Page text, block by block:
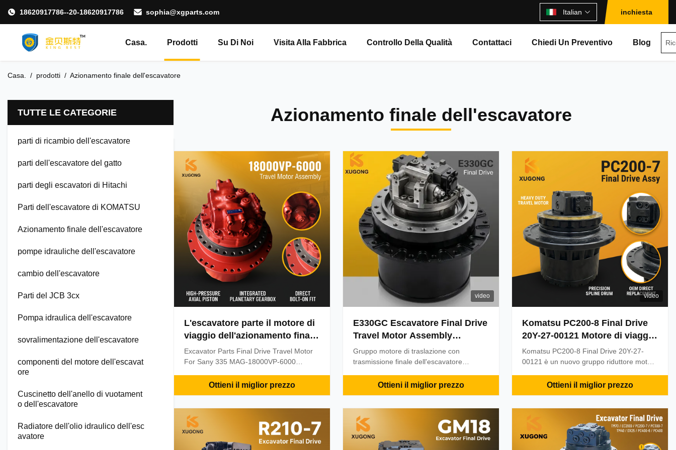
18620917786--20-18620917786 sophia@xgparts.com Italian inchiesta
Casa. Prodotti Su Di Noi Visita Alla Fabbrica Controllo Della Qualità Contattaci Chiedi Un Preventivo Blog
Casa. / prodotti / Azionamento finale dell'escavatore
TUTTE LE CATEGORIE
parti di ricambio dell'escavatore
parti dell'escavatore del gatto
parti degli escavatori di Hitachi
Parti dell'escavatore di KOMATSU
Azionamento finale dell'escavatore
pompe idrauliche dell'escavatore
cambio dell'escavatore
Parti del JCB 3cx
Pompa idraulica dell'escavatore
sovralimentazione dell'escavatore
componenti del motore dell'escavat
ore
Cuscinetto dell'anello di vuotament
o dell'escavatore
Radiatore dell'olio idraulico dell'esc
avatore
Azionamento finale dell'escavatore
L'escavatore parte il motore di
viaggio dell'azionamento finale
per il riduttore idraulico Sany
335 MAG-18000VP-6000
Excavator Parts Final Drive Travel Motor
For Sany 335 MAG-18000VP-6000
Warranty: 3 months-6month
Supply Ability: 1000pcs per weekPort:
Guangzhou Delivery Methods: Express:
DHL ...
Ottieni il miglior prezzo
video
E330GC Escavatore Final Drive
Travel Motor Assembly
Ricambi originali per pilastri di
catering Macchine per la
costruzione
Gruppo motore di traslazione con
trasmissione finale dell'escavatore
Caterpillar. Pezzi di ricambio originali per
Ottieni il miglior prezzo
video
Komatsu PC200-8 Final Drive
20Y-27-00121 Motore di viaggio
riduttore
Komatsu PC200-8 Final Drive 20Y-27-
00121 è un nuovo gruppo riduttore motore
Presenta ingranaggi planetari per carichi
Qualità testata con garanzia di 12 mesi
per prestazioni affidabili in operazioni di
scavo impegnative.
Ottieni il miglior prezzo